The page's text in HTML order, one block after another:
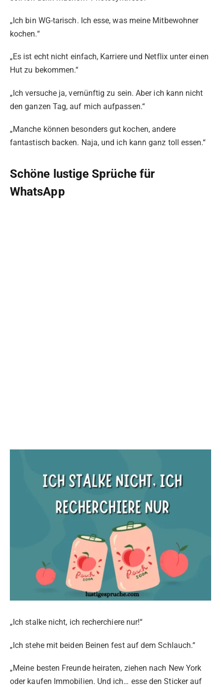
„Ich bin WG-tarisch. Ich esse, was meine Mitbewohner
kochen.“
„Es ist echt nicht einfach, Karriere und Netflix unter einen
Hut zu bekommen.“
„Ich versuche ja, vernünftig zu sein. Aber ich kann nicht
den ganzen Tag, auf mich aufpassen.“
„Manche können besonders gut kochen, andere
fantastisch backen. Naja, und ich kann ganz toll essen.“
Schöne lustige Sprüche für
WhatsApp
„Ich stalke nicht, ich recherchiere nur!“
„Ich stehe mit beiden Beinen fest auf dem Schlauch.“
„Meine besten Freunde heiraten, ziehen nach New York
oder kaufen Immobilien. Und ich… esse den Sticker auf